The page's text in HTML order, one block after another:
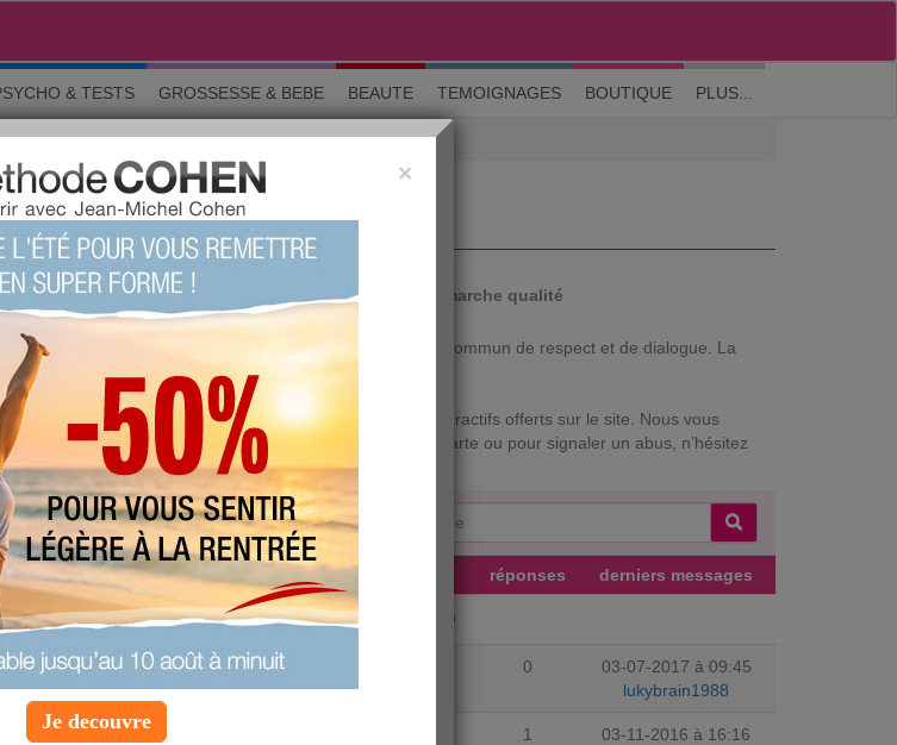
M'inscrire| Me connecter| ? Visite guidée
& TESTS GROSSESSE & BEBE BEAUTE TEMOIGNAGES BOUTIQUE PLUS...
DU FORUM
Maman & bébé Beauté La communauté Démarche qualité
sentiments et vos informations, et doit rester un espace commun de respect et de dialogue. La
générale, de tout contenu diffusé via les services interactifs offerts sur le site. Nous vous
fonctionnement. Pour toute question relative à cette Charte ou pour signaler un abus, n’hésitez
Chercher un sujet particulier :
auteur réponses derniers messages
equipe-aujourdhuicom
Transfer 0
03-07-2017 à 09:45
lukybrain1988
1
03-11-2016 à 16:16
×
Je decouvre